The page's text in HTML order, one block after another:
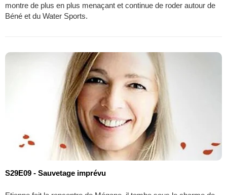
montre de plus en plus menaçant et continue de roder autour de
Béné et du Water Sports.
S29E09 - Sauvetage imprévu